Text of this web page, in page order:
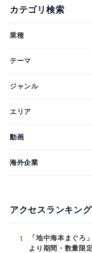
カテゴリ検索
業種
テーマ
ジャンル
エリア
動画
海外企業
アクセスランキング
1
「地中海本まぐろ
より期間・数量限